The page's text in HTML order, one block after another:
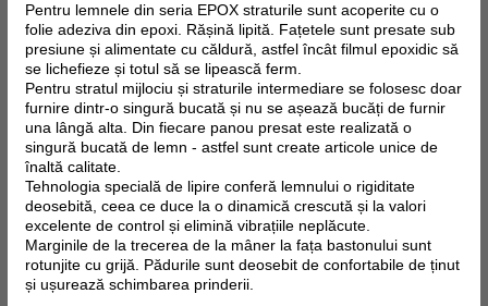
Pentru lemnele din seria EPOX straturile sunt acoperite cu o
folie adeziva din epoxi. Rășină lipită. Fațetele sunt presate sub
presiune și alimentate cu căldură, astfel încât filmul epoxidic să
se lichefieze și totul să se lipească ferm.
Pentru stratul mijlociu și straturile intermediare se folosesc doar
furnire dintr-o singură bucată și nu se așează bucăți de furnir
una lângă alta. Din fiecare panou presat este realizată o
singură bucată de lemn - astfel sunt create articole unice de
înaltă calitate.
Tehnologia specială de lipire conferă lemnului o rigiditate
deosebită, ceea ce duce la o dinamică crescută și la valori
excelente de control și elimină vibrațiile neplăcute.
Marginile de la trecerea de la mâner la fața bastonului sunt
rotunjite cu grijă. Pădurile sunt deosebit de confortabile de ținut
și ușurează schimbarea prinderii.